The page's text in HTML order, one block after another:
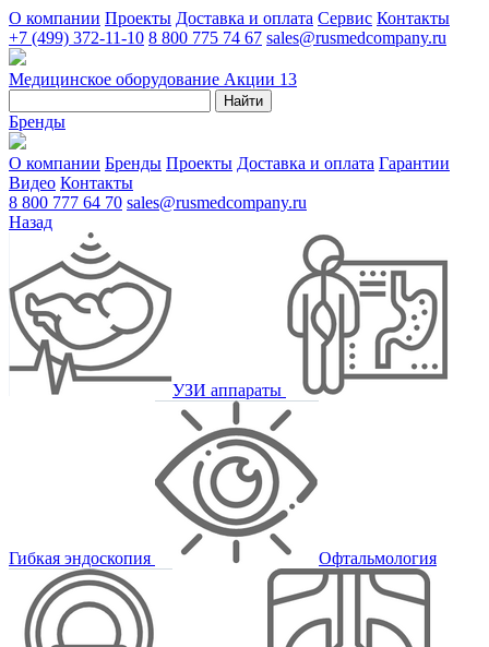
О компании Проекты Доставка и оплата Сервис Контакты
+7 (499) 372-11-10 8 800 775 74 67 sales@rusmedcompany.ru
Медицинское оборудование Акции 13
Найти
Бренды
О компании Бренды Проекты Доставка и оплата Гарантии
Видео Контакты
8 800 777 64 70 sales@rusmedcompany.ru
Назад
УЗИ аппараты
Гибкая эндоскопия Офтальмология